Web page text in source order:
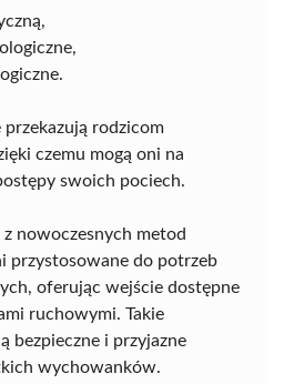
przekazują rodzicom
czemu mogą oni na
swoich pociech.
z nowoczesnych metod
przystosowane do potrzeb
oferując wejście dostępne
ruchowymi. Takie
bezpieczne i przyjazne
wychowanków.